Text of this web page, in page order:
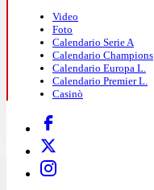
Video
Foto
Calendario Serie A
Calendario Champions
Calendario Europa L.
Calendario Premier L.
Casinò